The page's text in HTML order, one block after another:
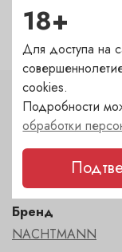
Садовническая —
Набор стопок 4 шт
Бренд
NACHTMANN
18+
Для доступа на
cookies.
Подробности
обработки